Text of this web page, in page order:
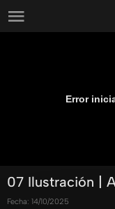
Error
07 Ilustración |
Fecha: 14/10/2025